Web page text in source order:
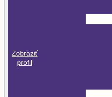
Zobraziť
profil